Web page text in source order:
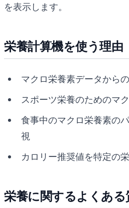
を表示します。
栄養計算機を使う理由
マクロ栄養素データから
スポーツ栄養のためのマ
食事中のマクロ栄養素の
視
カロリー推奨値を特定の
栄養に関するよくある